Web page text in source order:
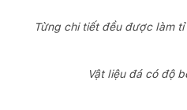
Từng chi tiết đều được làm
Vật liệu đá có độ